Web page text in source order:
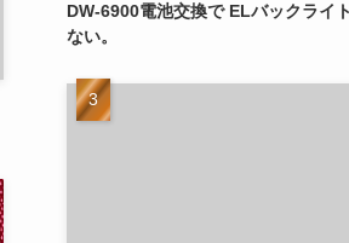
DW-6900電池交換で ELバックライ
ない。